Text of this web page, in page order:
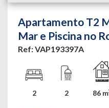
Apartamento T2
Mar e Piscina no
Ref: VAP193397A
2 2 86 m